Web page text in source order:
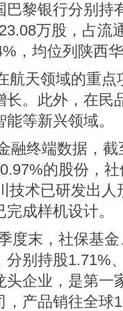
巴黎银行分别持
万股，占流
，均位列陕西
航天领域的重
长。此外，在民
等新兴领域。
融终端数据，
的股份，
技术已研发出
成样机设计。
度末，社保基
分别持股1.71%
头企业，是第一
，产品销往全球